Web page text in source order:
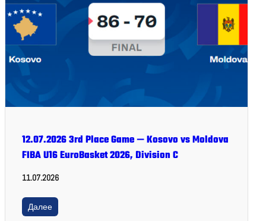
12.07.2026 3rd Place Game — Kosovo vs Moldova
FIBA U16 EuroBasket 2026, Division C
11.07.2026
Далее